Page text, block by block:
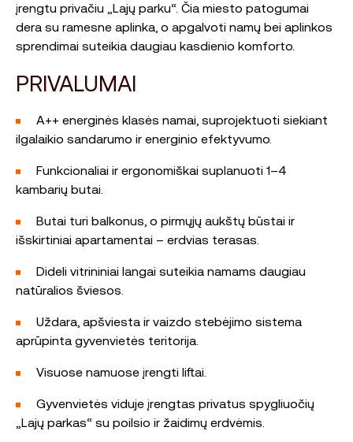
įrengtu privačiu „Lajų parku“. Čia miesto patogumai
dera su ramesne aplinka, o apgalvoti namų bei aplinkos
sprendimai suteikia daugiau kasdienio komforto.
PRIVALUMAI
A++ energinės klasės namai, suprojektuoti siekiant
ilgalaikio sandarumo ir energinio efektyvumo.
Funkcionaliai ir ergonomiškai suplanuoti 1–4
kambarių butai.
Butai turi balkonus, o pirmųjų aukštų būstai ir
išskirtiniai apartamentai – erdvias terasas.
Dideli vitrininiai langai suteikia namams daugiau
natūralios šviesos.
Uždara, apšviesta ir vaizdo stebėjimo sistema
aprūpinta gyvenvietės teritorija.
Visuose namuose įrengti liftai.
Gyvenvietės viduje įrengtas privatus spygliuočių
„Lajų parkas“ su poilsio ir žaidimų erdvėmis.